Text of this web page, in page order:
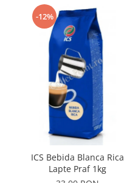
-12%
ICS Bebida Blanca Rica
Lapte Praf 1kg